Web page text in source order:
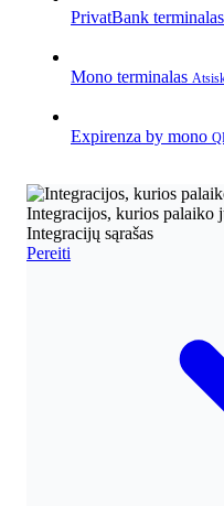
PrivatBank terminalas
Mono terminalas
Expirenza by mono
Integracijos, kurios palaiko
Integracijų sąrašas
Pereiti